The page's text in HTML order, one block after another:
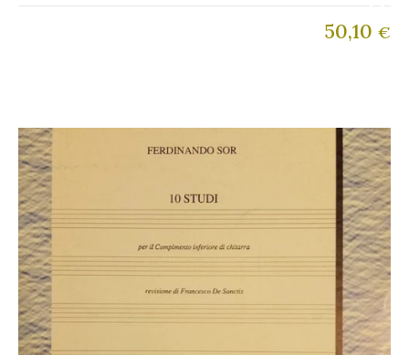
50,10 €